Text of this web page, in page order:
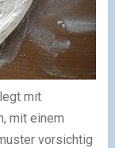
mit
mit einem
vorsichtig